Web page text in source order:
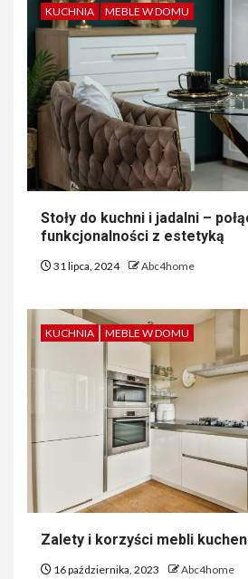
KUCHNIA MEBLE W DOMU
Stoły do kuchni i jadalni –
funkcjonalności z estetyką
31 lipca, 2024 Abc4home
KUCHNIA MEBLE W DOMU
Zalety i korzyści mebli
16 października, 2023 Abc4home